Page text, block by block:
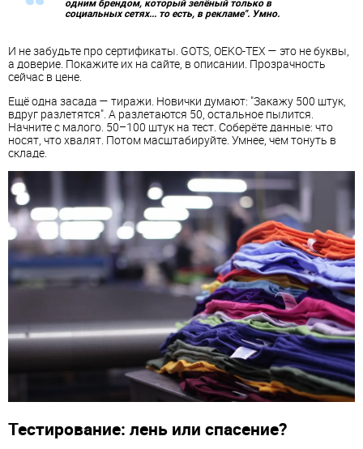
социальных сетях... то есть, в рекламе". Умно.
И не забудьте про сертификаты. GOTS, OEKO-TEX — это не буквы,
а доверие. Покажите их на сайте, в описании. Прозрачность
сейчас в цене.
Ещё одна засада — тиражи. Новички думают: "Закажу 500 штук,
вдруг разлетятся". А разлетаются 50, остальное пылится.
Начните с малого. 50–100 штук на тест. Соберёте данные: что
носят, что хвалят. Потом масштабируйте. Умнее, чем тонуть в
складе.
Тестирование: лень или спасение?